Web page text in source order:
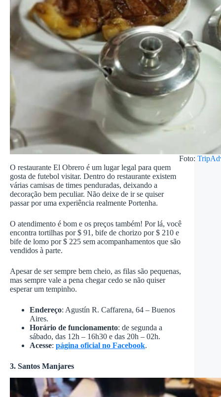
Foto:
O restaurante El Obrero é um lugar legal para quem
gosta de futebol visitar. Dentro do restaurante existem
várias camisas de times penduradas, deixando a
decoração bem peculiar. Não deixe de ir se quiser
passar por uma experiência realmente Portenha.
O atendimento é bom e os preços também! Por lá, você
encontra tortilhas por $ 91, bife de chorizo por $ 210 e
bife de lomo por $ 225 sem acompanhamentos que são
vendidos à parte.
Apesar de ser sempre bem cheio, as filas são pequenas,
mas sempre vale a pena chegar cedo se não quiser
esperar um tempinho.
Endereço: Agustín R. Caffarena, 64 – Buenos
Aires.
Horário de funcionamento: de segunda a
sábado, das 12h – 16h30 e das 20h – 02h.
Acesse: página oficial no Facebook.
3. Santos Manjares